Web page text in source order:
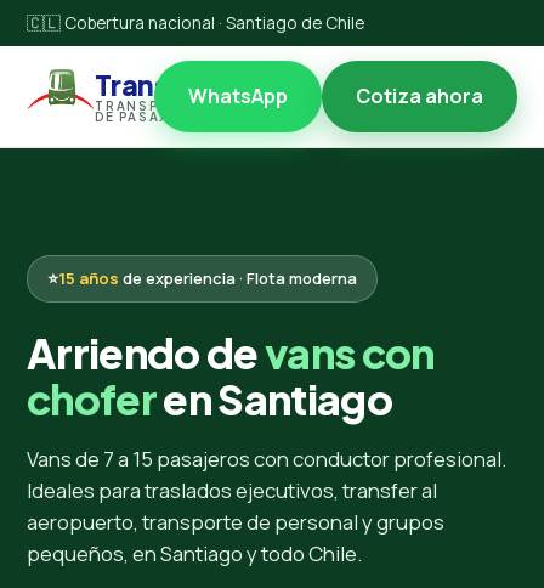
🇨🇱 Cobertura nacional · Santiago de Chile
Transccl
TRANSPORTES
DE PASAJEROS
WhatsApp Cotiza ahora
⭐15 años de experiencia · Flota moderna
Arriendo devans con
choferen Santiago
Vans de 7 a 15 pasajeros con conductor profesional.
Ideales para traslados ejecutivos, transfer al
aeropuerto, transporte de personal y grupos
pequeños, en Santiago y todo Chile.